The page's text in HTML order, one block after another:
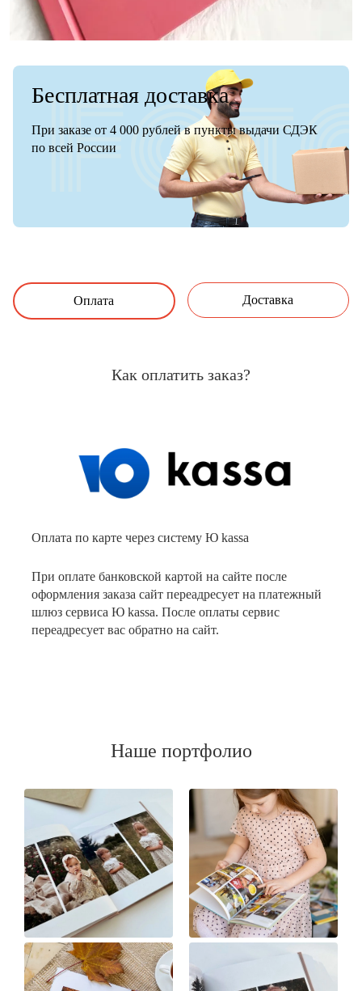
Бесплатная доставка
При заказе от 4 000 рублей в пункты выдачи СДЭК
по всей России
Оплата Доставка
Как оплатить заказ?
Оплата по карте через систему Ю kassa
При оплате банковской картой на сайте после
оформления заказа сайт переадресует на платежный
шлюз сервиса Ю kassa. После оплаты сервис
переадресует вас обратно на сайт.
Наше портфолио